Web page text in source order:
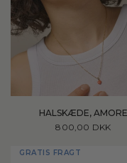
HALSKÆDE, AMORE
800,00 DKK
GRATIS FRAGT